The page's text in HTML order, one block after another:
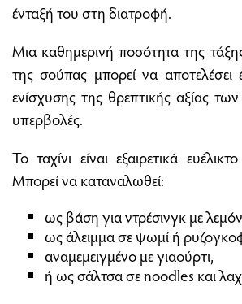
ένταξή του στη διατροφή.
Μια καθημερινή ποσότητα της
της σούπας μπορεί να
ενίσχυσης της θρεπτικής αξίας
υπερβολές.
Το ταχίνι είναι εξαιρετικά
Μπορεί να καταναλωθεί:
ως βάση για ντρέσινγκ με
ως άλειμμα σε ψωμί ή
αναμεμειγμένο με γιαούρτι,
ή ως σάλτσα σε noodles και